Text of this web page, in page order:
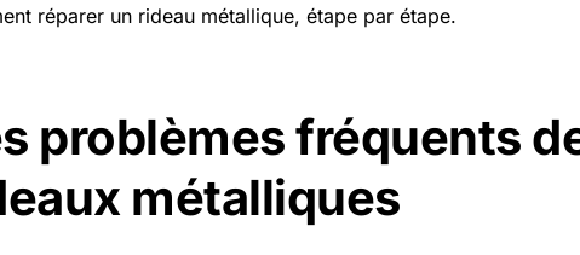
réparer un rideau métallique, étape par étape.
problèmes fréquents
métalliques